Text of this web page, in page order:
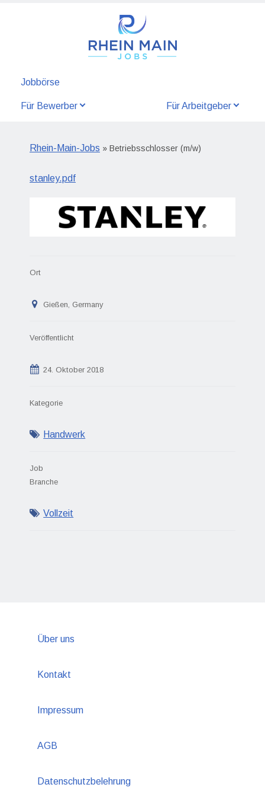
Jobbörse
Für Bewerber Für Arbeitgeber
Rhein-Main-Jobs » Betriebsschlosser (m/w)
stanley.pdf
Ort
Gießen, Germany
Veröffentlicht
24. Oktober 2018
Kategorie
Handwerk
Job
Branche
Vollzeit
Über uns
Kontakt
Impressum
AGB
Datenschutzbelehrung